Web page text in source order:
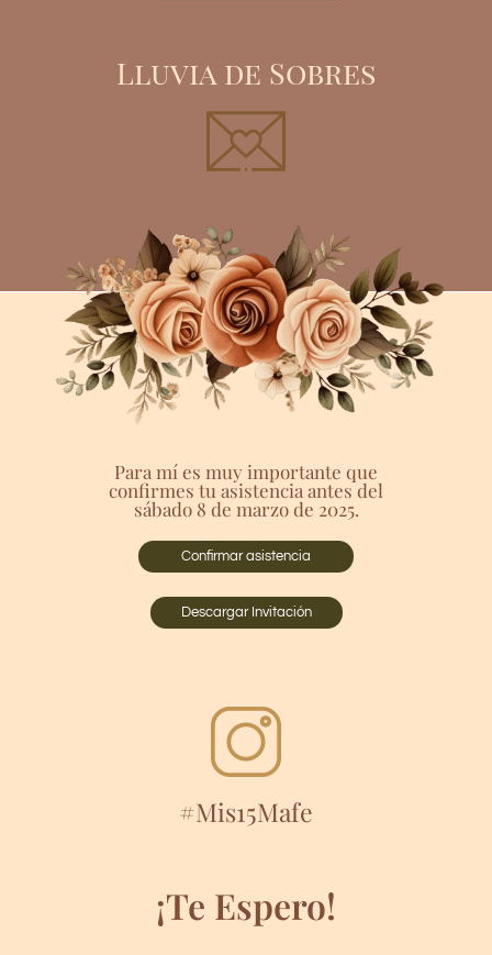
Lluvia de Sobres
Para mí es muy importante que
confirmes tu asistencia antes del
sábado 8 de marzo de 2025.
Confirmar asistencia
Descargar Invitación
#Mis15Mafe
¡Te Espero!